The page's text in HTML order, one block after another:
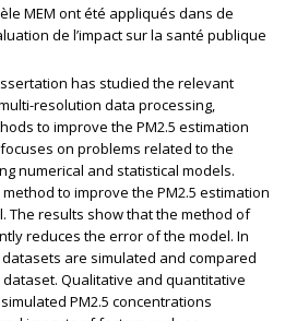
MEM ont été appliqués dans de
de l’impact sur la santé publique
has studied the relevant
resolution data processing,
to improve the PM2.5 estimation
on problems related to the
numerical and statistical models.
to improve the PM2.5 estimation
The results show that the method of
reduces the error of the model. In
are simulated and compared
Qualitative and quantitative
PM2.5 concentrations